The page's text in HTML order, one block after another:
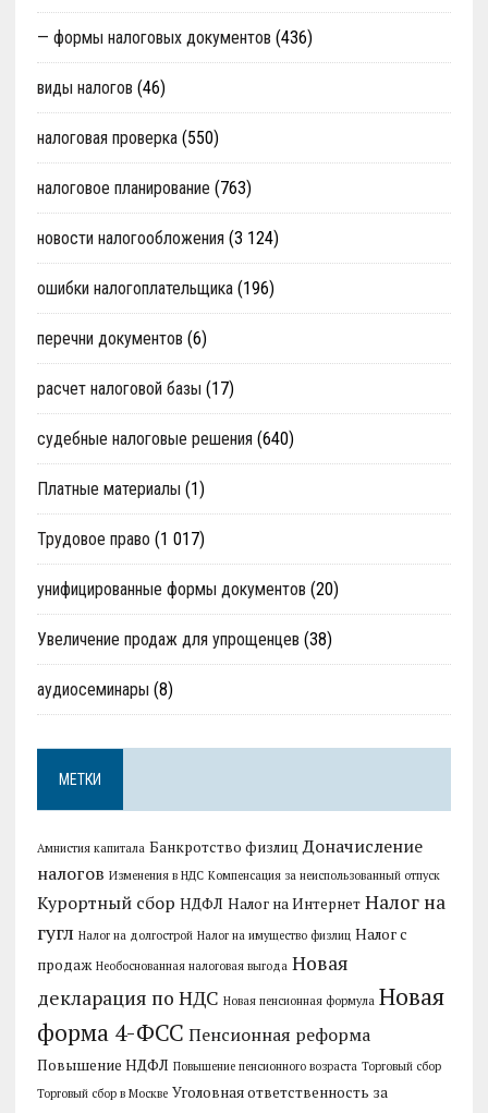
— формы налоговых документов (436)
виды налогов (46)
налоговая проверка(550)
налоговое планирование (763)
новости налогообложения (3 124)
ошибки налогоплательщика(196)
перечни документов (6)
расчет налоговой базы (17)
судебные налоговые решения (640)
Платные материалы (1)
Трудовое право (1 017)
унифицированные формы документов (20)
Увеличение продаж для упрощенцев (38)
аудиосеминары (8)
МЕТКИ
Амнистия капитала Банкротство физлиц Доначисление
налогов Изменения в НДС Компенсация за неиспользованный отпуск
Курортный сбор НДФЛ Налог на Интернет Налог на
гугл Налог на долгострой Налог на имущество физлиц Налог с
продаж Необоснованная налоговая выгода Новая
декларация по НДС Новая пенсионная формула Новая
форма 4-ФСС Пенсионная реформа
Повышение НДФЛ Повышение пенсионного возраста Торговый сбор
Торговый сбор в Москве Уголовная ответственность за